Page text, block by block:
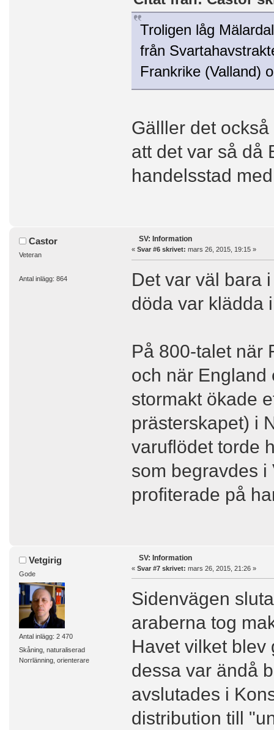
Troligen låg
från
Frankrike (Valland)
Gälller det
att det var så då
handelsstad
Castor
Veteran
Antal inlägg: 864
SV: Information
« Svar #6 skrivet: mars 26, 2015, 19:15 »
Det var väl bara
döda var klädda
På 800-talet när
och när England
stormakt ökade
prästerskapet) i
varuflödet torde
som begravdes i
profiterade på
Vetgirig
Gode
Antal inlägg: 2 470
Skåning, naturaliserad
Norrlänning, orienterare
SV: Information
« Svar #7 skrivet: mars 26, 2015, 21:26 »
Sidenvägen
araberna tog
Havet vilket blev
dessa var ändå
avslutades i
distribution till